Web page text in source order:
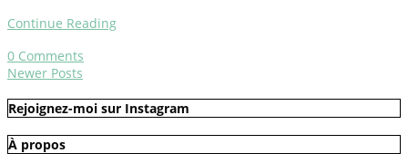
Continue Reading
0 Comments
Newer Posts
Rejoignez-moi sur Instagram
À propos